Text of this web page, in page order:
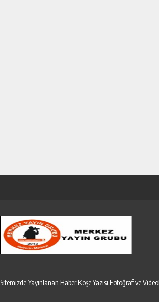
Sitemizde Yayınlanan Haber,Köşe Yazısı,Fotoğraf ve